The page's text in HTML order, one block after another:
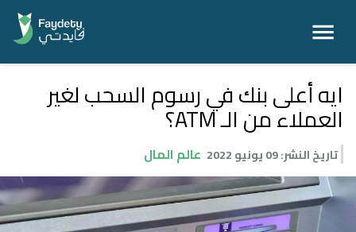
ايه أعلى بنك في رسوم السحب لغير
العملاء من الـ ATM؟
تاريخ النشر:09 يونيو 2022 عالم المال